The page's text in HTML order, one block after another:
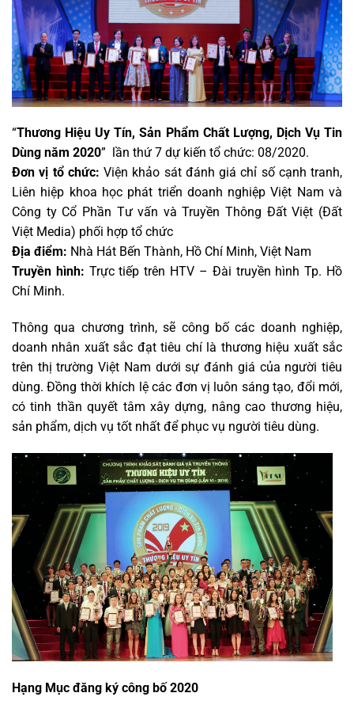
“Thương Hiệu Uy Tín, Sản Phẩm Chất Lượng, Dịch Vụ Tin
Dùng năm 2020” lần thứ 7 dự kiến tổ chức: 08/2020.
Đơn vị tổ chức: Viện khảo sát đánh giá chỉ số cạnh tranh,
Liên hiệp khoa học phát triển doanh nghiệp Việt Nam và
Công ty Cổ Phần Tư vấn và Truyền Thông Đất Việt (Đất
Việt Media) phối hợp tổ chức
Địa điểm: Nhà Hát Bến Thành, Hồ Chí Minh, Việt Nam
Truyền hình: Trực tiếp trên HTV – Đài truyền hình Tp. Hồ
Chí Minh.
Thông qua chương trình, sẽ công bố các doanh nghiệp,
doanh nhân xuất sắc đạt tiêu chí là thương hiệu xuất sắc
trên thị trường Việt Nam dưới sự đánh giá của người tiêu
dùng. Đồng thời khích lệ các đơn vị luôn sáng tạo, đổi mới,
có tinh thần quyết tâm xây dựng, nâng cao thương hiệu,
sản phẩm, dịch vụ tốt nhất để phục vụ người tiêu dùng.
Hạng Mục đăng ký công bố 2020